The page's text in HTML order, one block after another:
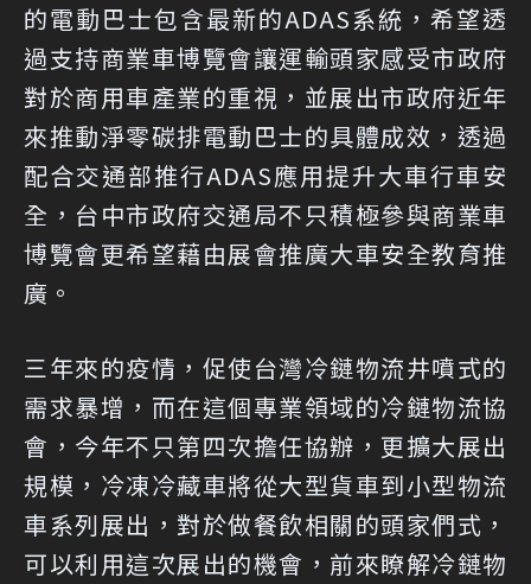
的電動巴士包含最新的ADAS系統，希望透
過支持商業車博覽會讓運輸頭家感受市政府
對於商用車產業的重視，並展出市政府近年
來推動淨零碳排電動巴士的具體成效，透過
配合交通部推行ADAS應用提升大車行車安
全，台中市政府交通局不只積極參與商業車
博覽會更希望藉由展會推廣大車安全教育推
廣。
三年來的疫情，促使台灣冷鏈物流井噴式的
需求暴增，而在這個專業領域的冷鏈物流協
會，今年不只第四次擔任協辦，更擴大展出
規模，冷凍冷藏車將從大型貨車到小型物流
車系列展出，對於做餐飲相關的頭家們式，
可以利用這次展出的機會，前來瞭解冷鏈物